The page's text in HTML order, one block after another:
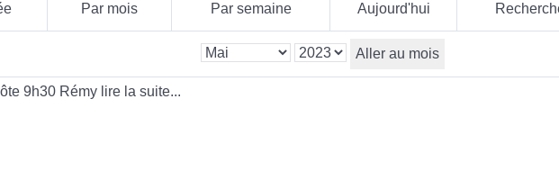
Par mois Par semaine Aujourd'hui
Aller au mois
9h30 Rémy lire la suite...